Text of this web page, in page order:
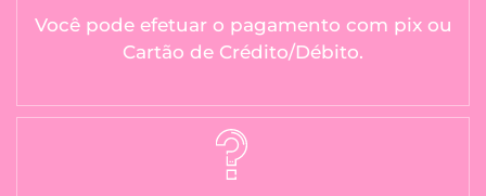
Você pode efetuar o pagamento com pix ou
Cartão de Crédito/Débito.